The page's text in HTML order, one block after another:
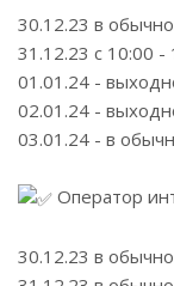
30.12.23 в
31.12.23 с 10:00 -
01.01.24 -
02.01.24 -
03.01.24 - в
Оператор
30.12.23 в